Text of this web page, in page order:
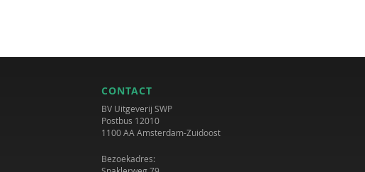
CONTACT
BV Uitgeverij SWP
Postbus 12010
1100 AA Amsterdam-Zuidoost
Bezoekadres: